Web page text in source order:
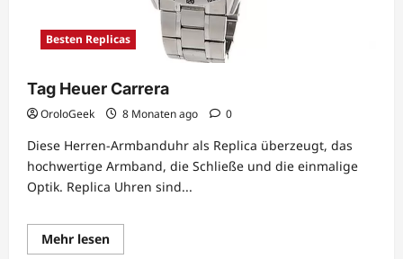
Besten Replicas
Tag Heuer Carrera
OroloGeek 8 Monaten ago 0
Diese Herren-Armbanduhr als Replica überzeugt, das
hochwertige Armband, die Schließe und die einmalige
Optik. Replica Uhren sind...
Mehr lesenLesen
Sie